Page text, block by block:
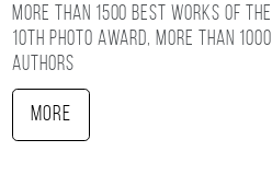
More than 1500 best works of the
10TH photo award, more than 1000
authors
More